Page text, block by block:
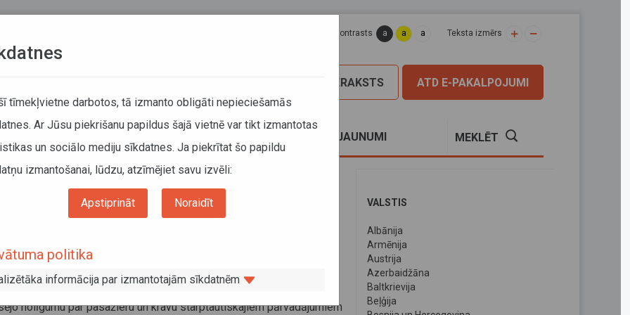
Lapas kontrasts a a a Teksta izmērs
ATD E-PAKALPOJUMI
PIERAKSTS
JAUNUMI MEKLĒT
Republikas valdības un Grieķijas Republikas valdības nolīgums
valdības nolīgums
nolīgumu par pasažieru un kravu starptautiskajiem pārvadājumiem
VALSTIS
Albānija
Armēnija
Austrija
Azerbaidžāna
Baltkrievija
Beļģija
tīmekļvietne darbotos, tā izmanto obligāti nepieciešamās
Ar Jūsu piekrišanu papildus šajā vietnē var tikt izmantotas
un sociālo mediju sīkdatnes. Ja piekrītat šo papildu
izmantošanai, lūdzu, atzīmējiet savu izvēli:
Apstiprināt Noraidīt
politika
informācija par izmantotajām sīkdatnēm